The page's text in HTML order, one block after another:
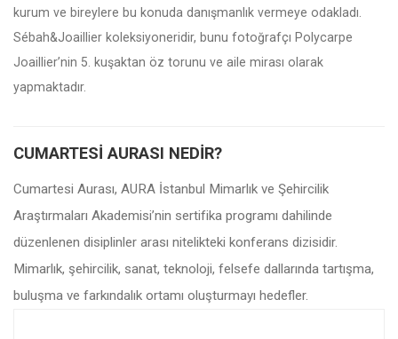
kurum ve bireylere bu konuda danışmanlık vermeye odakladı.
Sébah&Joaillier koleksiyoneridir, bunu fotoğrafçı Polycarpe
Joaillier’nin 5. kuşaktan öz torunu ve aile mirası olarak
yapmaktadır.
CUMARTESI AURASI NEDIR?
Cumartesi Aurası, AURA İstanbul Mimarlık ve Şehircilik
Araştırmaları Akademisi’nin sertifika programı dahilinde
düzenlenen disiplinler arası nitelikteki konferans dizisidir.
Mimarlık, şehircilik, sanat, teknoloji, felsefe dallarında tartışma,
buluşma ve farkındalık ortamı oluşturmayı hedefler.